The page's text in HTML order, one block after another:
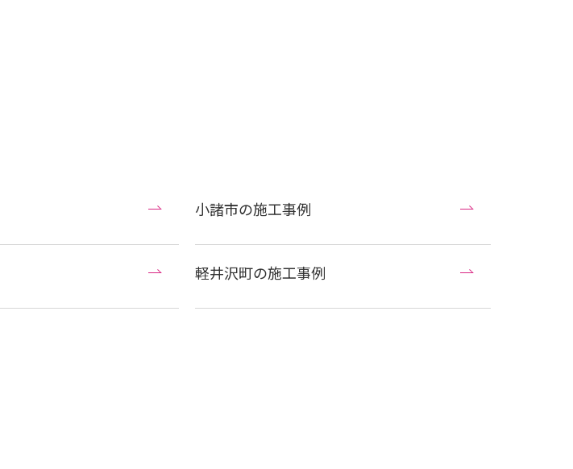
小諸市の施工事例
軽井沢町の施工事例